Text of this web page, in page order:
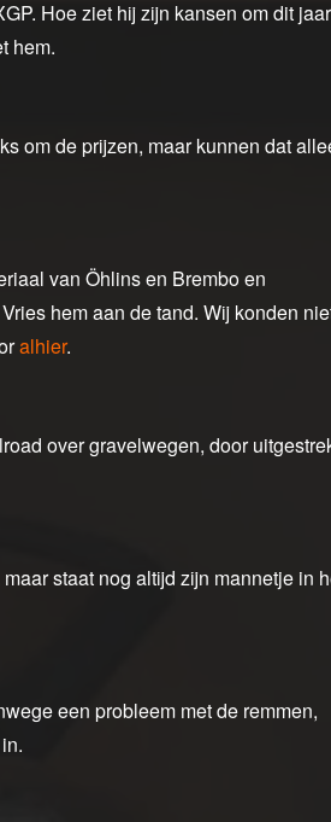
Hoe ziet hij zijn kansen om dit jaar
hem.
om de prijzen, maar kunnen dat
van Öhlins en Brembo en
hem aan de tand. Wij konden
alhier.
over gravelwegen, door
staat nog altijd zijn mannetje in
een probleem met de remmen,